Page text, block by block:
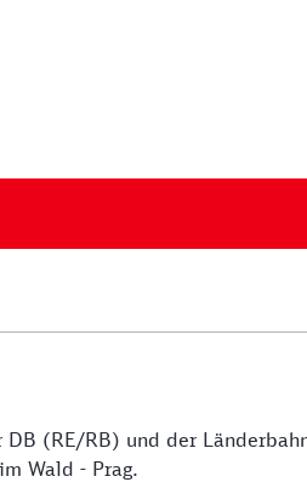
(RE/RB) und der
Wald - Prag.